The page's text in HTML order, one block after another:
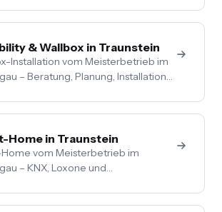
Termin, Nullsteuer auf
& Wallbox in Traunstein
Installation vom Meisterbetrieb im
– Beratung, Planung, Installation
Lastmanagement,
Home in Traunstein
vom Meisterbetrieb im
– KNX, Loxone und
Beschattung und Sicherheit